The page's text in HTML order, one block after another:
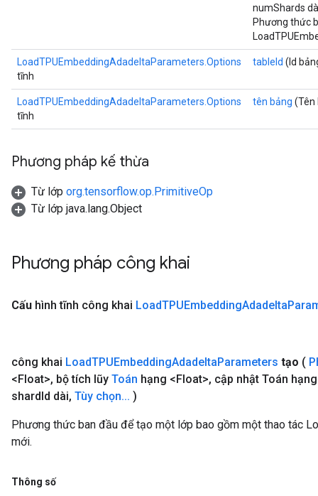
numShards
Phương thức
LoadTPUEmbeddingAdadeltaParameters.Options
tĩnh
tableId (Id
LoadTPUEmbeddingAdadeltaParameters.Options
tĩnh
tên bảng (Tên
Phương pháp kế thừa
Từ lớp org.tensorflow.op.PrimitiveOp
Từ lớp java.lang.Object
Phương pháp công khai
Cấu hình tĩnh công khai LoadTPUEmbeddingAdadelta
công khai LoadTPUEmbeddingAdadeltaParameters tạo (
<Float>, bộ tích lũy Toán hạng <Float>, cập nhật Toán
shardId dài, Tùy chọn... )
Phương thức ban đầu để tạo một lớp bao gồm một thao tác
mới.
Thông số